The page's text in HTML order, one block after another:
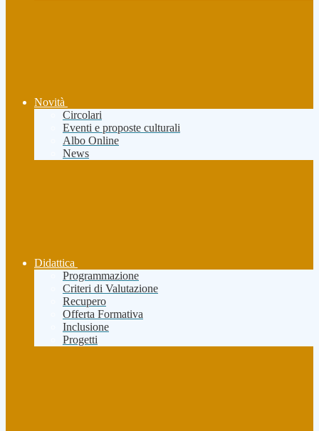
Novità
Circolari
Eventi e proposte culturali
Albo Online
News
Didattica
Programmazione
Criteri di Valutazione
Recupero
Offerta Formativa
Inclusione
Progetti